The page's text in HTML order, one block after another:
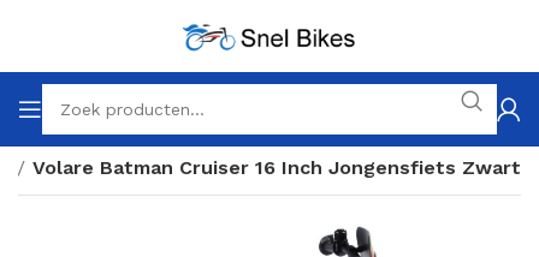
Volare Batman Cruiser 16 Inch Jongensfiets Zwart